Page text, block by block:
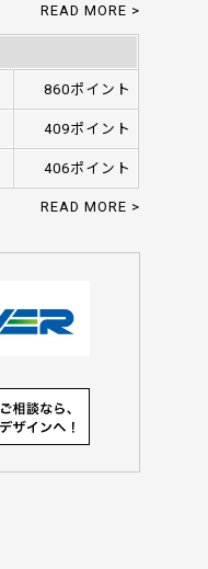
READ MORE >
860ポイント
409ポイント
406ポイント
READ MORE >